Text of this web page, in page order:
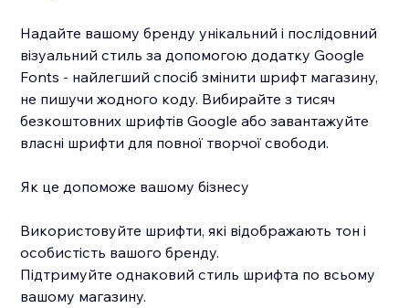
Надайте вашому бренду унікальний і послідовний
візуальний стиль за допомогою додатку Google
Fonts - найлегший спосіб змінити шрифт магазину,
не пишучи жодного коду. Вибирайте з тисяч
безкоштовних шрифтів Google або завантажуйте
власні шрифти для повної творчої свободи.
Як це допоможе вашому бізнесу
Використовуйте шрифти, які відображають тон і
особистість вашого бренду.
Підтримуйте однаковий стиль шрифта по всьому
вашому магазину.